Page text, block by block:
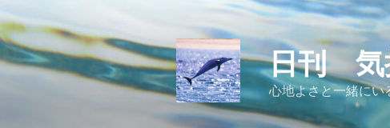
ン
テ
ン
日刊 気
心地よさと一緒にい